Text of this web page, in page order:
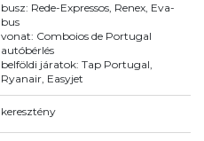
busz: Rede-Expressos, Renex, Eva-
bus
vonat: Comboios de Portugal
autóbérlés
belföldi járatok: Tap Portugal,
Ryanair, Easyjet
keresztény